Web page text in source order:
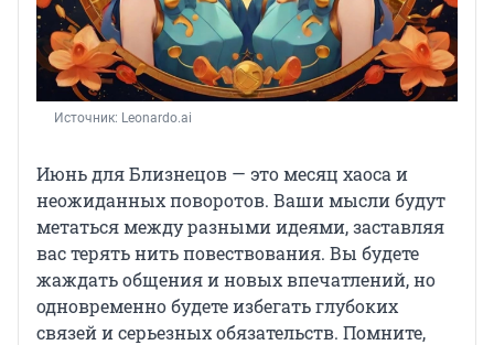
Источник: Leonardo.ai
Июнь для Близнецов — это месяц хаоса и
неожиданных поворотов. Ваши мысли будут
метаться между разными идеями, заставляя
вас терять нить повествования. Вы будете
жаждать общения и новых впечатлений, но
одновременно будете избегать глубоких
связей и серьезных обязательств. Помните,